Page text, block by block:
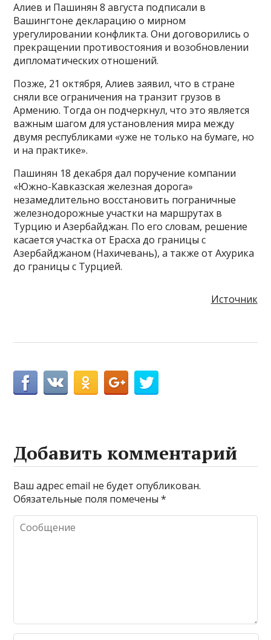
Алиев и Пашинян 8 августа подписали в
Вашингтоне декларацию о мирном
урегулировании конфликта. Они договорились о
прекращении противостояния и возобновлении
дипломатических отношений.
Позже, 21 октября, Алиев заявил, что в стране
сняли все ограничения на транзит грузов в
Армению. Тогда он подчеркнул, что это является
важным шагом для установления мира между
двумя республиками «уже не только на бумаге, но
и на практике».
Пашинян 18 декабря дал поручение компании
«Южно-Кавказская железная дорога»
незамедлительно восстановить пограничные
железнодорожные участки на маршрутах в
Турцию и Азербайджан. По его словам, решение
касается участка от Ерасха до границы с
Азербайджаном (Нахичевань), а также от Ахурика
до границы с Турцией.
Источник
Добавить комментарий
Ваш адрес email не будет опубликован.
Обязательные поля помечены*